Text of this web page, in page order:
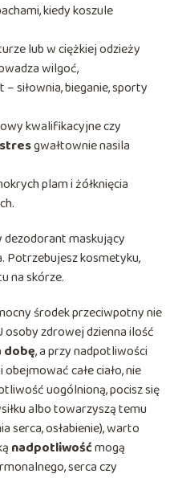
kiedy koszule
lub w ciężkiej odzieży
wilgoć,
siłownia, bieganie, sporty
kwalifikacyjne czy
stresgwałtownie nasila
plam i żółknięcia
dezodorant maskujący
Potrzebujesz kosmetyku,
na skórze.
środek przeciwpotny nie
zdrowej dzienna ilość
dobę, a przy nadpotliwości
całe ciało, nie
uogólnioną, pocisz się
albo towarzyszą temu
serca, osłabienie), warto
nadpotliwośćmogą
serca czy